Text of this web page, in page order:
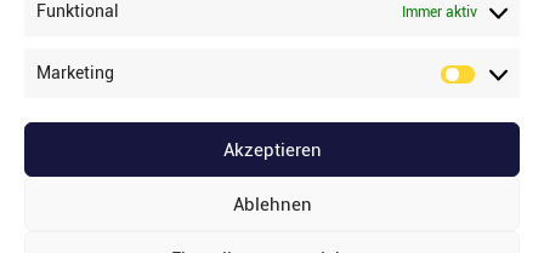
Funktional Immer aktiv
Marketing
Akzeptieren
Ablehnen